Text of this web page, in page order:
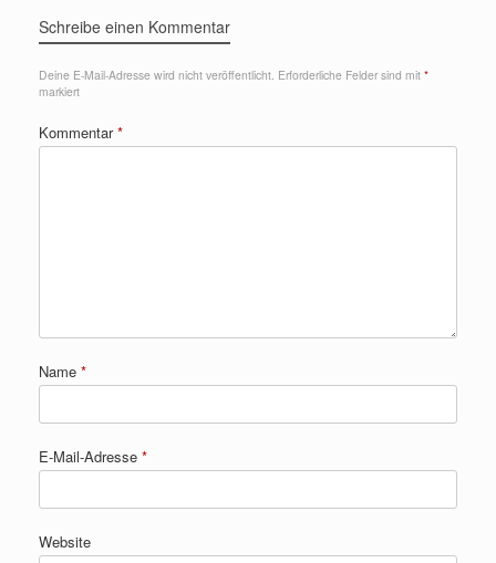
Schreibe einen Kommentar
Deine E-Mail-Adresse wird nicht veröffentlicht. Erforderliche Felder sind mit *
markiert
Kommentar*
Name *
E-Mail-Adresse *
Website